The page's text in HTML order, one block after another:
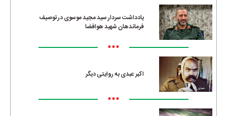
یادداشت سردار سید مجید موسوی در توصیف
فرماندهان شهید هوافضا
•••
اکبر عبدی به روایتی دیگر
•••